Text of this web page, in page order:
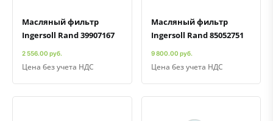
Масляный фильтр
Ingersoll Rand 39907167
2 556.00 руб.
Цена без учета НДС
Масляный фильтр
Ingersoll Rand 85052751
9 800.00 руб.
Цена без учета НДС